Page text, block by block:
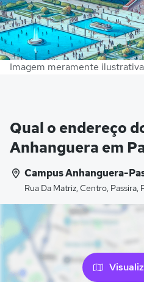
Imagem meramente ilustrativa
Qual o endereço
Anhanguera em
Campus Anhanguera-
Rua Da Matriz, Centro, Passira,